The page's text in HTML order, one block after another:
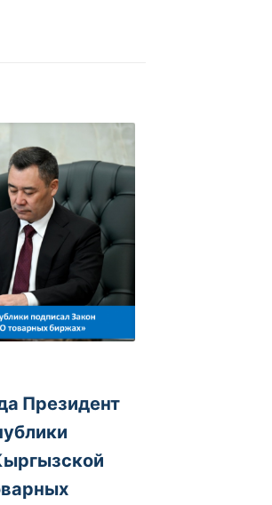
Президент